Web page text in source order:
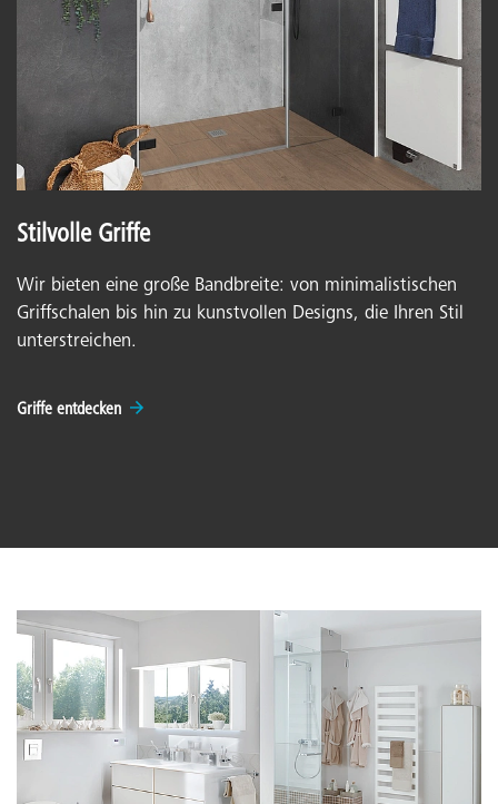
Stilvolle Griffe
Wir bieten eine große Bandbreite: von minimalistischen
Griffschalen bis hin zu kunstvollen Designs, die Ihren Stil
unterstreichen.
Griffe entdecken